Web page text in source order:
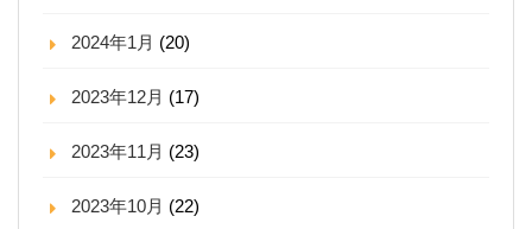
2024年1月 (20)
2023年12月 (17)
2023年11月 (23)
2023年10月 (22)